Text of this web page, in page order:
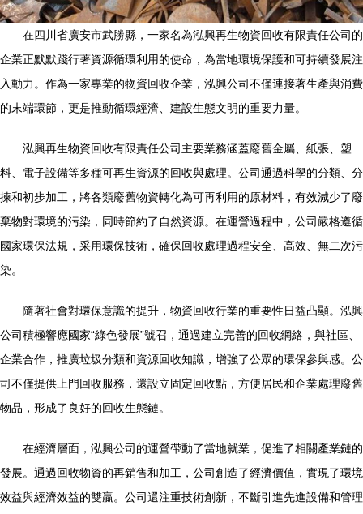
在四川省廣安市武勝縣，一家名為泓興再生物資回收有限責任公司的
企業正默默踐行著資源循環利用的使命，為當地環境保護和可持續發展注
入動力。作為一家專業的物資回收企業，泓興公司不僅連接著生產與消費
的末端環節，更是推動循環經濟、建設生態文明的重要力量。
泓興再生物資回收有限責任公司主要業務涵蓋廢舊金屬、紙張、塑
料、電子設備等多種可再生資源的回收與處理。公司通過科學的分類、分
揀和初步加工，將各類廢舊物資轉化為可再利用的原材料，有效減少了廢
棄物對環境的污染，同時節約了自然資源。在運營過程中，公司嚴格遵循
國家環保法規，采用環保技術，確保回收處理過程安全、高效、無二次污
染。
隨著社會對環保意識的提升，物資回收行業的重要性日益凸顯。泓興
公司積極響應國家“綠色發展”號召，通過建立完善的回收網絡，與社區、
企業合作，推廣垃圾分類和資源回收知識，增強了公眾的環保參與感。公
司不僅提供上門回收服務，還設立固定回收點，方便居民和企業處理廢舊
物品，形成了良好的回收生態鏈。
在經濟層面，泓興公司的運營帶動了當地就業，促進了相關產業鏈的
發展。通過回收物資的再銷售和加工，公司創造了經濟價值，實現了環境
效益與經濟效益的雙贏。公司還注重技術創新，不斷引進先進設備和管理